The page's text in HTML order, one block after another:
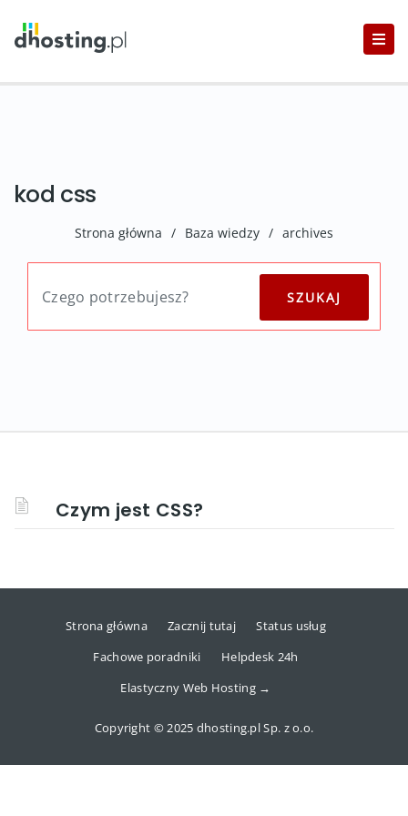
kod css
Strona główna / Baza wiedzy / archives
Czym jest CSS?
Strona główna Zacznij tutaj
Status usług
Fachowe poradniki
Helpdesk 24h
Elastyczny Web Hosting →
Copyright © 2025 dhosting.pl Sp. z o.o.